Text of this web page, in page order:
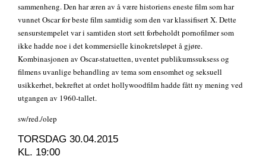
sammenheng. Den har æren av å være historiens eneste film som har
vunnet Oscar for beste film samtidig som den var klassifisert X. Dette
sensurstempelet var i samtiden stort sett forbeholdt pornofilmer som
ikke hadde noe i det kommersielle kinokretsløpet å gjøre.
Kombinasjonen av Oscar-statuetten, uventet publikumssuksess og
filmens uvanlige behandling av tema som ensomhet og seksuell
usikkerhet, bekreftet at ordet hollywoodfilm hadde fått ny mening ved
utgangen av 1960-tallet.
sw/red./olep
TORSDAG 30.04.2015
KL. 19:00